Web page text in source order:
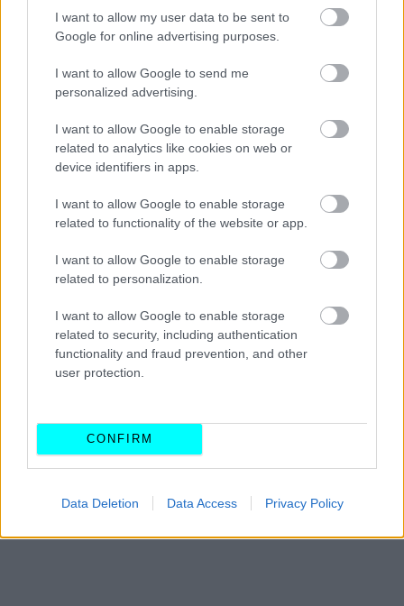
I want to allow my user data to be sent to
Google for online advertising purposes.
I want to allow Google to send me
personalized advertising.
I want to allow Google to enable storage
related to analytics like cookies on web or
device identifiers in apps.
I want to allow Google to enable storage
related to functionality of the website or app.
I want to allow Google to enable storage
related to personalization.
I want to allow Google to enable storage
related to security, including authentication
functionality and fraud prevention, and other
user protection.
CONFIRM
Data Deletion Data Access Privacy Policy
εκπομπών αερίων του θερμοκηπίου κατά τουλάχιστον
έως το 2030σε σύγκριση με τα επίπεδα του
Βρίσκονται σε εξέλιξη εργασίες για την προετοιμασία του
εδάφους για την επίτευξη του στόχου μείωσης των
» υπενθυμίζει η
Επιτροπή στην παρουσίαση της διαβούλευσης.
την ανάπτυξη μέτρων και ένα ευρύ φάσμακαινοτόμων
στον τομέα τηςκινητικότητας.